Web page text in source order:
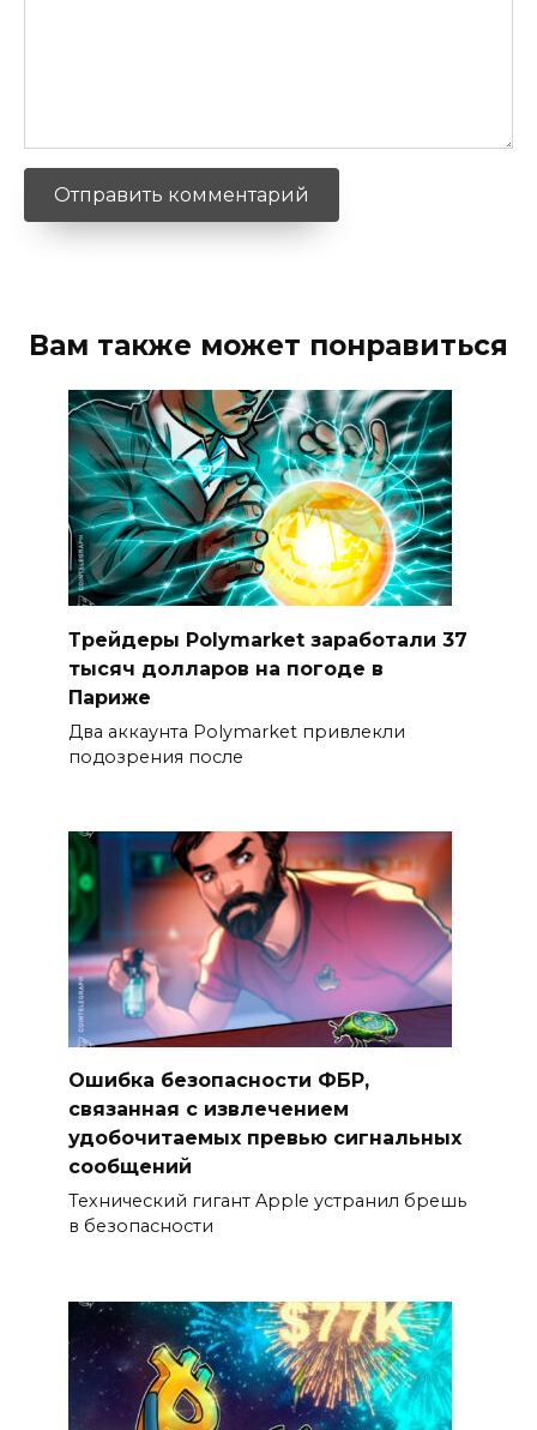
Вам также может понравиться
Трейдеры Polymarket заработали 37
тысяч долларов на погоде в
Париже
Два аккаунта Polymarket привлекли
подозрения после
Ошибка безопасности ФБР,
связанная с извлечением
удобочитаемых превью сигнальных
сообщений
Технический гигант Apple устранил брешь
в безопасности